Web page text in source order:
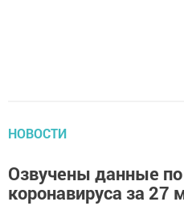
НОВОСТИ
Озвучены данные
коронавируса за 27